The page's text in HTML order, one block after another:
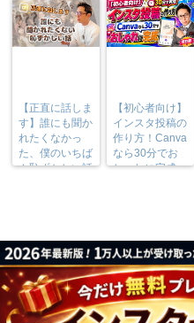
【正直に話しま
す】誰にも聞か
れたくなかっ
た、僕のいちば
ん恥ずかしい話
【初心者向け】
インスタ投稿の
作り方！Canva
なら30分でお
しゃれに完成